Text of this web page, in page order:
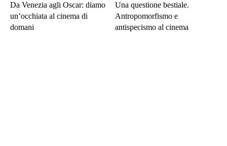
Da Venezia agli Oscar: diamo
un’occhiata al cinema di
domani
Una questione bestiale.
Antropomorfismo e
antispecismo al cinema